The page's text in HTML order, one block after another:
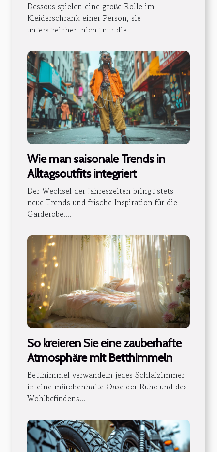
Dessous spielen eine große Rolle im
Kleiderschrank einer Person, sie
unterstreichen nicht nur die...
Wie man saisonale Trends in
Alltagsoutfits integriert
Der Wechsel der Jahreszeiten bringt stets
neue Trends und frische Inspiration für die
Garderobe....
So kreieren Sie eine zauberhafte
Atmosphäre mit Betthimmeln
Betthimmel verwandeln jedes Schlafzimmer
in eine märchenhafte Oase der Ruhe und des
Wohlbefindens...